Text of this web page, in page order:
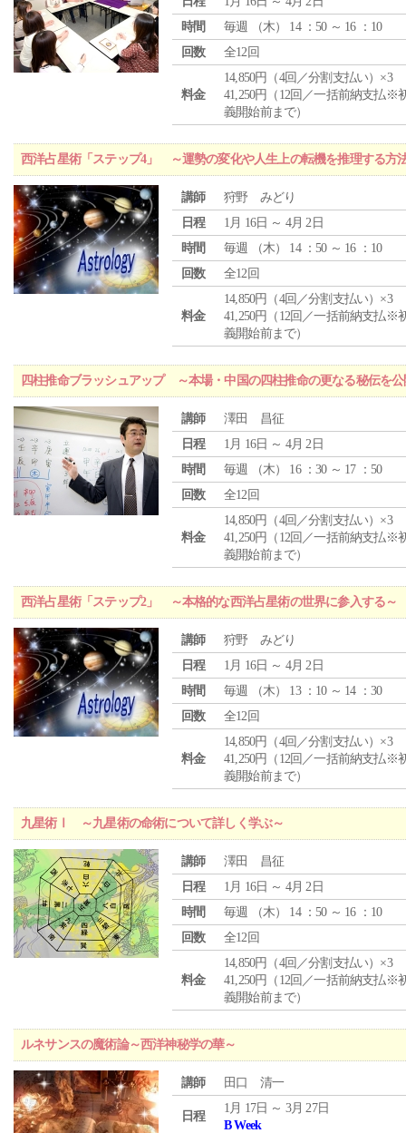
時間
毎週 （木） 14 ：50 ～ 16 ：10
回数
全12回
料金
14,850円（4回／分割支払い）×3
41,250円（12回／一括前納支払※
義開始前まで）
西洋占星術「ステップ4」 ～運勢の変化や人生上の転機を推理する方
講師
狩野 みどり
日程
1月 16日 ～ 4月 2日
時間
毎週 （木） 14 ：50 ～ 16 ：10
回数
全12回
料金
14,850円（4回／分割支払い）×3
41,250円（12回／一括前納支払※
義開始前まで）
四柱推命ブラッシュアップ ～本場・中国の四柱推命の更なる秘伝を
講師
澤田 昌征
日程
1月 16日 ～ 4月 2日
時間
毎週 （木） 16 ：30 ～ 17 ：50
回数
全12回
料金
14,850円（4回／分割支払い）×3
41,250円（12回／一括前納支払※
義開始前まで）
西洋占星術「ステップ2」 ～本格的な西洋占星術の世界に参入する～
講師
狩野 みどり
日程
1月 16日 ～ 4月 2日
時間
毎週 （木） 13 ：10 ～ 14 ：30
回数
全12回
料金
14,850円（4回／分割支払い）×3
41,250円（12回／一括前納支払※
義開始前まで）
九星術Ⅰ ～九星術の命術について詳しく学ぶ～
講師
澤田 昌征
日程
1月 16日 ～ 4月 2日
時間
毎週 （木） 14 ：50 ～ 16 ：10
回数
全12回
料金
14,850円（4回／分割支払い）×3
41,250円（12回／一括前納支払※
義開始前まで）
ルネサンスの魔術論～西洋神秘学の華～
講師 田口 清一
日程
1月 17日 ～ 3月 27日
B Week